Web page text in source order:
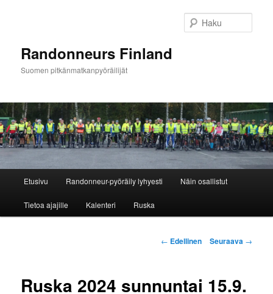
Randonneurs Finland
Suomen pitkänmatkanpyöräilijät
Etusivu Randonneur-pyöräily lyhyesti Näin osallistut
Tietoa ajajille Kalenteri Ruska
Artikkelien
← Edellinen Seuraava →
Ruska 2024 sunnuntai 15.9.